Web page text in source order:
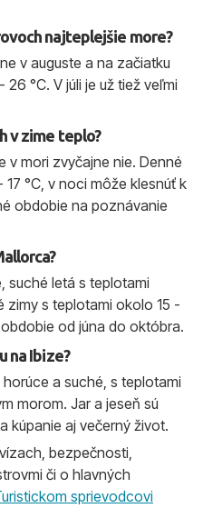
najteplejšie more?
v auguste a na začiatku
°C. V júli je už tiež veľmi
v zime teplo?
v mori zvyčajne nie. Denné
°C, v noci môže klesnúť k
obdobie na poznávanie
suché letá s teplotami
zimy s teplotami okolo 15 -
od júna do októbra.
na Ibize?
a suché, s teplotami
morom. Jar a jeseň sú
kúpanie aj večerný život.
bezpečnosti,
či o hlavných
sprievodcovi